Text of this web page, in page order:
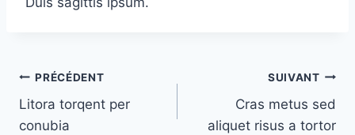
Navigation
de
PRÉCÉDENT
Litora torqent per
conubia
SUIVANT
Cras metus sed
aliquet risus a tortor